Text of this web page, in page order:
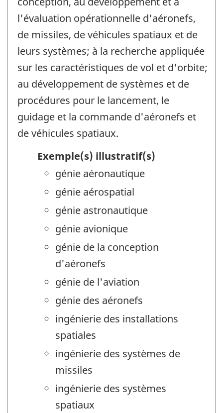
l'évaluation opérationnelle d'aéronefs,
de missiles, de véhicules spatiaux et de
leurs systèmes; à la recherche appliquée
sur les caractéristiques de vol et d'orbite;
au développement de systèmes et de
procédures pour le lancement, le
guidage et la commande d'aéronefs et
de véhicules spatiaux.
Exemple(s) illustratif(s)
génie aéronautique
génie aérospatial
génie astronautique
génie avionique
génie de la conception
d'aéronefs
génie de l'aviation
génie des aéronefs
ingénierie des installations
spatiales
ingénierie des systèmes de
missiles
ingénierie des systèmes
spatiaux